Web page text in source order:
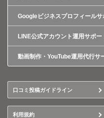
Googleビジネスプロフィールサ
LINE公式アカウント運用サポー
動画制作・YouTube運用代行サ
口コミ投稿ガイドライン
利用規約